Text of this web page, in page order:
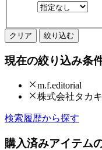
クリア 絞り込む
現在の絞り込み条
m.f.editorial
株式会社タカ
検索履歴から探す
購入済みアイテム